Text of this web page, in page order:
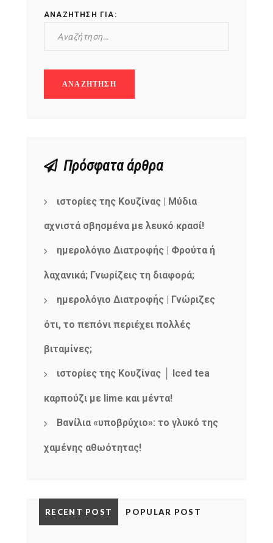
ΑΝΑΖΉΤΗΣΗ ΓΙΑ:
Πρόσφατα άρθρα
ιστορίες της Κουζίνας | Μύδια
αχνιστά σβησμένα με λευκό κρασί!
ημερολόγιο Διατροφής | Φρούτα ή
λαχανικά; Γνωρίζεις τη διαφορά;
ημερολόγιο Διατροφής | Γνώριζες
ότι, το πεπόνι περιέχει πολλές
βιταμίνες;
ιστορίες της Κουζίνας │ Iced tea
καρπούζι με lime και μέντα!
Βανίλια «υποβρύχιο»: το γλυκό της
χαμένης αθωότητας!
RECENT POST POPULAR POST